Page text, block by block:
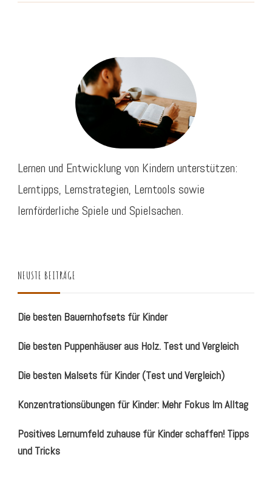
Lernen und Entwicklung von Kindern unterstützen:
Lerntipps, Lernstrategien, Lerntools sowie
lernförderliche Spiele und Spielsachen.
NEUSTE BEITRÄGE
Die besten Bauernhofsets für Kinder
Die besten Puppenhäuser aus Holz. Test und Vergleich
Die besten Malsets für Kinder (Test und Vergleich)
Konzentrationsübungen für Kinder: Mehr Fokus Im Alltag
Positives Lernumfeld zuhause für Kinder schaffen! Tipps
und Tricks